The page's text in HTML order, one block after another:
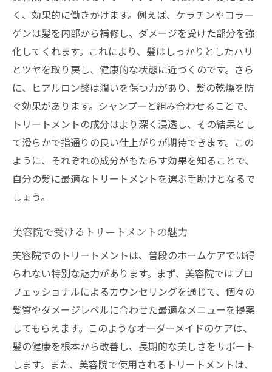
く、効果的に働きかけます。例えば、ケラチンやコラー
ゲンは髪を内部から補修し、ダメージを受けた部分を強
化してくれます。これにより、髪はしっかりとしたハリ
とツヤを取り戻し、健康的な状態に近づくのです。さら
に、ヒアルロン酸は潤いを保つ力があり、髪の乾燥を防
ぐ効果があります。シャンプーと組み合わせることで、
トリートメントの成分はより深く浸透し、その結果とし
て滑らかで指通りの良い仕上がりが期待できます。この
ように、それぞれの成分がもたらす効果を知ることで、
自分の髪に最適なトリートメントを選ぶ手助けとなるで
しょう。
美容院で受けるトリートメントの魅力
美容院でのトリートメントは、普段のホームケアでは得
られない特別な魅力があります。まず、美容院ではプロ
フェッショナルによるカウンセリングを通じて、個々の
髪質やダメージレベルに合わせた最適なメニューを提案
してもらえます。このようなオーダーメイドのケアは、
髪の健康を根本から改善し、長期的な美しさをサポート
します。また、美容院で使用されるトリートメントは、